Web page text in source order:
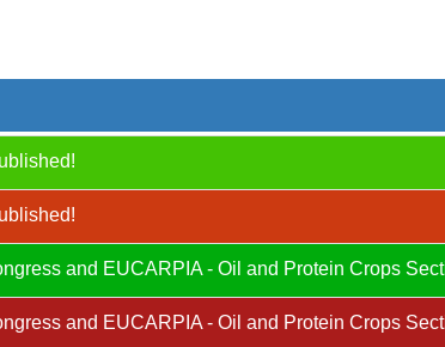
and EUCARPIA - Oil and Protein Crops
and EUCARPIA - Oil and Protein Crops